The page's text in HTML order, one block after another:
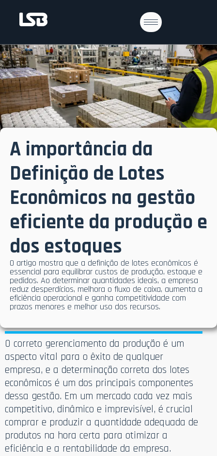
A importância da
Definição de Lotes
Econômicos na gestão
eficiente da produção e
dos estoques
O artigo mostra que a definição de lotes econômicos é
essencial para equilibrar custos de produção, estoque e
pedidos. Ao determinar quantidades ideais, a empresa
reduz desperdícios, melhora o fluxo de caixa, aumenta a
eficiência operacional e ganha competitividade com
prazos menores e melhor uso dos recursos.
O correto gerenciamento da produção é um
aspecto vital para o êxito de qualquer
empresa, e a determinação correta dos lotes
econômicos é um dos principais componentes
dessa gestão. Em um mercado cada vez mais
competitivo, dinâmico e imprevisível, é crucial
comprar e produzir a quantidade adequada de
produtos na hora certa para otimizar a
eficiência e a rentabilidade da empresa.